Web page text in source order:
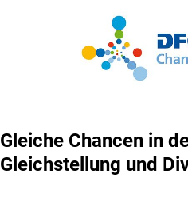
Gleiche Chancen in
Gleichstellung und